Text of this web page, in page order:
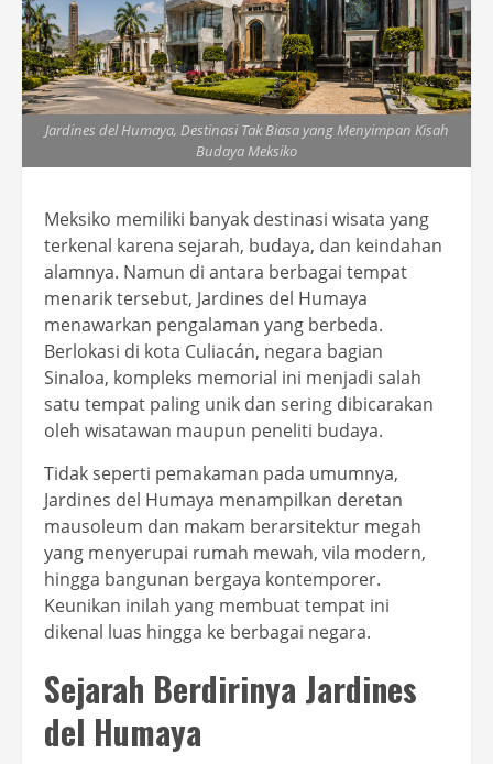
Jardines del Humaya, Destinasi Tak Biasa yang Menyimpan Kisah
Budaya Meksiko
Meksiko memiliki banyak destinasi wisata yang
terkenal karena sejarah, budaya, dan keindahan
alamnya. Namun di antara berbagai tempat
menarik tersebut, Jardines del Humaya
menawarkan pengalaman yang berbeda.
Berlokasi di kota Culiacán, negara bagian
Sinaloa, kompleks memorial ini menjadi salah
satu tempat paling unik dan sering dibicarakan
oleh wisatawan maupun peneliti budaya.
Tidak seperti pemakaman pada umumnya,
Jardines del Humaya menampilkan deretan
mausoleum dan makam berarsitektur megah
yang menyerupai rumah mewah, vila modern,
hingga bangunan bergaya kontemporer.
Keunikan inilah yang membuat tempat ini
dikenal luas hingga ke berbagai negara.
Sejarah Berdirinya Jardines
del Humaya